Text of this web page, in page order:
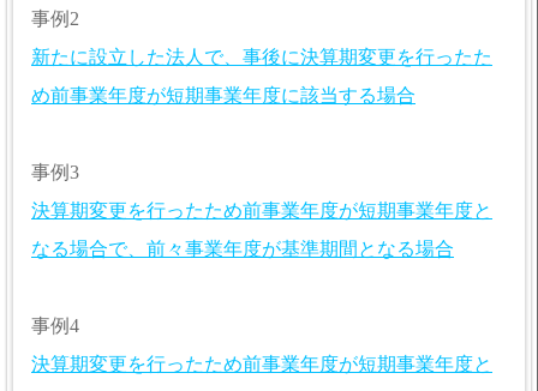
事例2
新たに設立した法人で、事後に決算期変更を行ったた
め前事業年度が短期事業年度に該当する場合
事例3
決算期変更を行ったため前事業年度が短期事業年度と
なる場合で、前々事業年度が基準期間となる場合
事例4
決算期変更を行ったため前事業年度が短期事業年度と